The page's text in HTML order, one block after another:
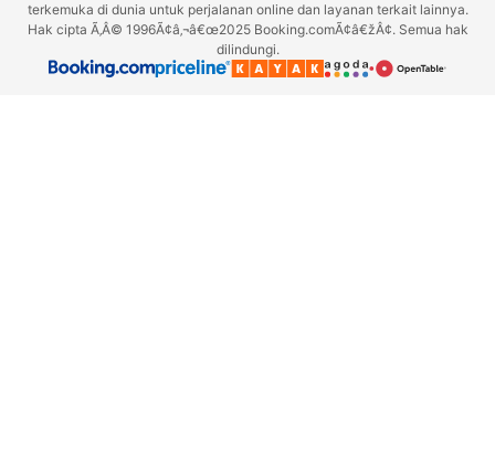
terkemuka di dunia untuk perjalanan online dan layanan terkait lainnya.
Hak cipta Ã‚Â© 1996Ã¢â‚¬â€œ2025 Booking.comÃ¢â€žÂ¢. Semua hak
dilindungi.